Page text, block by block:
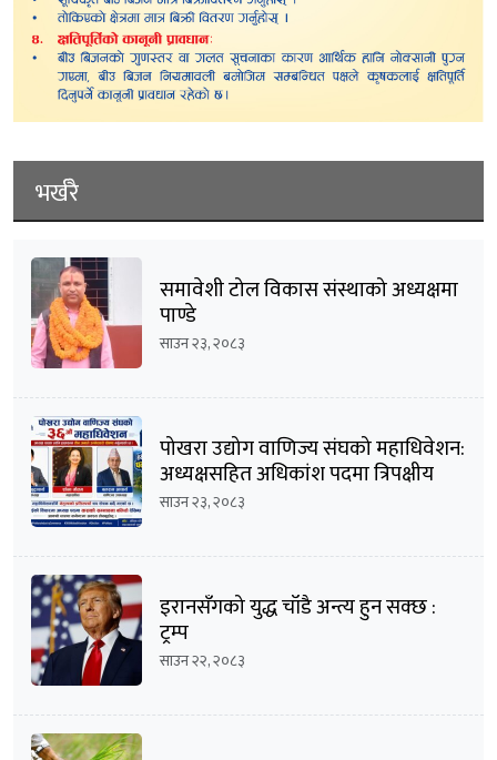
भर्खरै
समावेशी टोल विकास संस्थाको अध्यक्षमा
पाण्डे
साउन २३, २०८३
पोखरा उद्योग वाणिज्य संघको महाधिवेशन:
अध्यक्षसहित अधिकांश पदमा त्रिपक्षीय
भिडन्तको सम्भावना
साउन २३, २०८३
इरानसँगको युद्ध चाँडै अन्त्य हुन सक्छ :
ट्रम्प
साउन २२, २०८३